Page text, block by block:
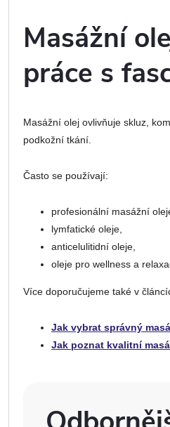
Masážní
práce s
Masážní olej ovlivňuje skluz,
podkožní tkání.
Často se používají:
profesionální masážní
lymfatické oleje,
anticelulitidní oleje,
oleje pro wellness a
Více doporučujeme také v
Jak vybrat správný
Jak poznat kvalitní